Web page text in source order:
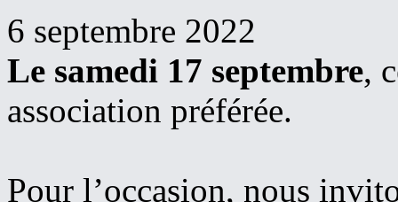
6 septembre 2022
Le samedi 17 septembre,
association préférée.
Pour l’occasion, nous